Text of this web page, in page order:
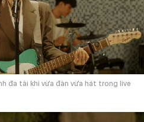
đa tài khi vừa đàn vừa hát trong live